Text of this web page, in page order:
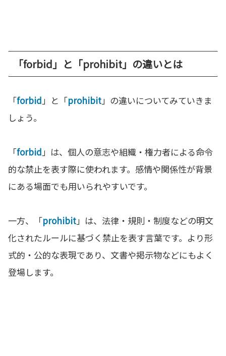
「forbid」と「prohibit」の違いとは
「forbid」と「prohibit」の違いについてみていきま
しょう。
「forbid」は、個人の意志や組織・権力者による命令
的な禁止を表す際に使われます。感情や関係性が背景
にある場面でも用いられやすいです。
一方、「prohibit」は、法律・規則・制度などの明文
化されたルールに基づく禁止を表す言葉です。より形
式的・公的な表現であり、文書や掲示物などにもよく
登場します。